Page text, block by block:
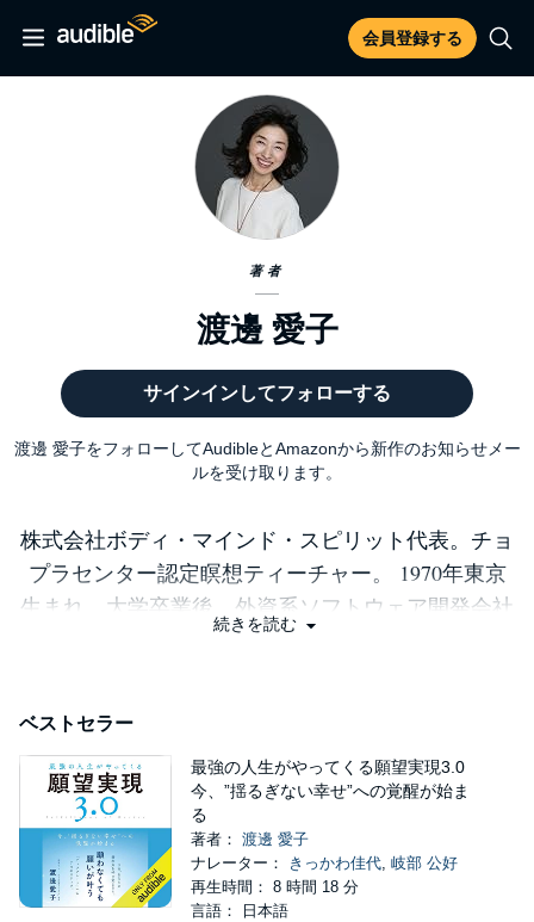
会員登録する
著者
渡邊 愛子
サインインしてフォローする
渡邊 愛子をフォローしてAudibleとAmazonから新作のお知らせメー
ルを受け取ります。
株式会社ボディ・マインド・スピリット代表。チョ
プラセンター認定瞑想ティーチャー。 1970年東京
生まれ。大学卒業後、外資系ソフトウェア開発会社
にエグゼクティブ・セクレタリーとして入社。1年
の１年後には製品担当者、2年後には販促も手がけ
る製品マーケティング・マネージャーとなり、アメ
リカのインターネット配信システムを日本語化して
NTTや大手流通会社とのビジネス連携に成功。 イン
ターネットセキュリティ会社のトレンドマイクロ社
の社長夫妻と出会ったことから社内にウェブ・マー
続きを読む
ベストセラー
最強の人生がやってくる願望実現3.0
今、”揺るぎない幸せ”への覚醒が始ま
る
著者： 渡邊 愛子
ナレーター：
きっかわ佳代, 岐部 公好
再生時間： 8 時間 18 分
言語： 日本語